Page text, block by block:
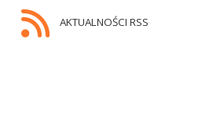
AKTUALNOŚCI RSS